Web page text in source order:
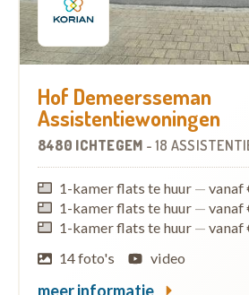
Hof Demeersseman
Assistentiewoningen
8480 ICHTEGEM - 18
1-kamer flats te huur — vanaf
1-kamer flats te huur — vanaf
1-kamer flats te huur — vanaf
14 foto's video
meer informatie